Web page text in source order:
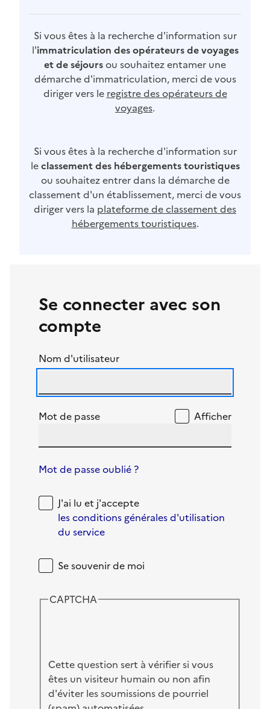
Si vous êtes à la recherche d'information sur
l'immatriculation des opérateurs de voyages
et de séjoursou souhaitez entamer une
démarche d'immatriculation, merci de vous
diriger vers le registre des opérateurs de
voyages.
Si vous êtes à la recherche d'information sur
leclassement des hébergements touristiques
ou souhaitez entrer dans la démarche de
classement d'un établissement, merci de vous
diriger vers la plateforme de classement des
hébergements touristiques.
Se connecter avec son
compte
Nom d'utilisateur
Mot de passe Afficher
Mot de passe oublié ?
J'ai lu et j'accepte
les conditions générales d'utilisation
du service
Se souvenir de moi
CAPTCHA
Cette question sert à vérifier si vous
êtes un visiteur humain ou non afin
d'éviter les soumissions de pourriel